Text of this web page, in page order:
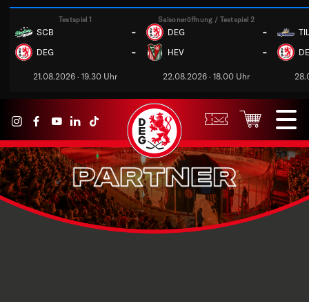
Testspiel 1
SCB -
DEG -
21.08.2026 · 19.30 Uhr
Saisoneröffnung / Testspiel 2
DEG -
HEV -
22.08.2026 · 18.00 Uhr
TIL